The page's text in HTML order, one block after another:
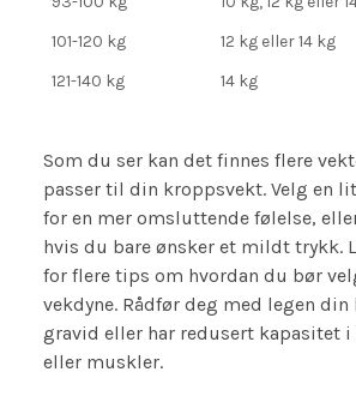
101-120 kg
12 kg eller 14 kg
121-140 kg
14 kg
Som du ser kan det finnes flere
passer til din kroppsvekt. Velg en
for en mer omsluttende følelse,
hvis du bare ønsker et mildt trykk.
for flere tips om hvordan du bør
vekdyne. Rådfør deg med legen din
gravid eller har redusert kapasitet
eller muskler.